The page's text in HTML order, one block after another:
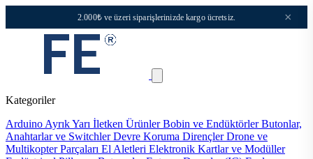
2.000₺ ve üzeri siparişlerinizde kargo ücretsiz. ×
Kategoriler
Arduino Ayrık Yarı İletken ÜrünlerBobin ve EndüktörlerButonlar,
Anahtarlar ve SwitchlerDevre Koruma DirençlerDrone ve
Multikopter Parçaları El Aletleri Elektronik Kartlar ve Modüller